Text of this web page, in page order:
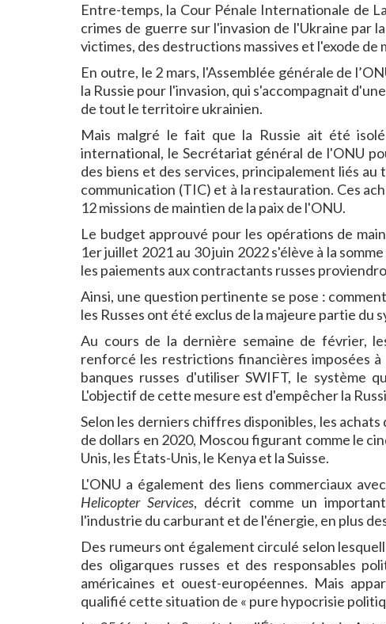
Entre-temps, la Cour Pénale Internationale de
crimes de guerre sur l'invasion de l'Ukraine par
victimes, des destructions massives et l'exode de
En outre, le 2 mars, l'Assemblée générale de
la Russie pour l'invasion, qui s'accompagnait
de tout le territoire ukrainien.
Mais malgré le fait que la Russie ait été
international, le Secrétariat général de l'ONU
des biens et des services, principalement liés
communication (TIC) et à la restauration. Ces
12 missions de maintien de la paix de l'ONU.
Le budget approuvé pour les opérations de
1er juillet 2021 au 30 juin 2022 s'élève à la
les paiements aux contractants russes
Ainsi, une question pertinente se pose :
les Russes ont été exclus de la majeure partie du
Au cours de la dernière semaine de février,
renforcé les restrictions financières imposées
banques russes d'utiliser SWIFT, le système
L'objectif de cette mesure est d'empêcher la
Selon les derniers chiffres disponibles, les achats
de dollars en 2020, Moscou figurant comme le
Unis, les États-Unis, le Kenya et la Suisse.
L'ONU a également des liens commerciaux
Helicopter Services, décrit comme un
l'industrie du carburant et de l'énergie, en plus
Des rumeurs ont également circulé selon
des oligarques russes et des responsables
américaines et ouest-européennes. Mais
qualifié cette situation de « pure hypocrisie